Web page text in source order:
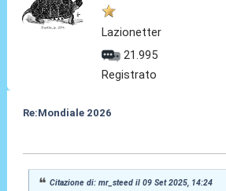
Lazionetter
21.995
Registrato
Re:Mondiale 2026
Citazione di: mr_steed il 09 Set 2025, 14:24